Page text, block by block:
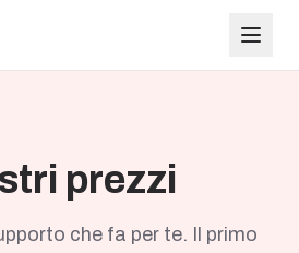
prezzi
che fa per te. Il primo